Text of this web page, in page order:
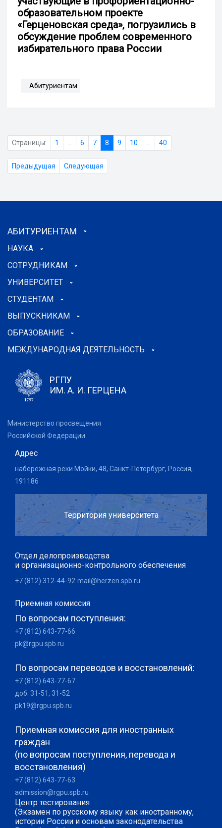
образовательном проекте
«Герценовская среда», погрузились в
обсуждение проблем современного
избирательного права России
Абитуриентам
Страницы: 1 6 7 8 9 10 40
Предыдущая Следующая
АБИТУРИЕНТАМ
НАУКА
СОТРУДНИКАМ
УНИВЕРСИТЕТ
СТУДЕНТАМ
ВЫПУСКНИКАМ
ОБРАЗОВАНИЕ
МЕЖДУНАРОДНАЯ ДЕЯТЕЛЬНОСТЬ
РГПУ
ИМ. А. И. ГЕРЦЕНА
Министерство просвещения
Российской Федерации
Адрес
набережная реки Мойки, 48, Санкт-Петербург, Россия,
191186
Территория университета
Отдел делопроизводства
и организационно-контрольного обеспечения
+7 (812) 312-44-92 mail@herzen.spb.ru
Приемная комиссия
По вопросам поступления:
+7 (812) 643-77-66
pk@rgpu.spb.ru
По вопросам переводов и восстановлений:
+7 (812) 643-77-67
доб. 31-51, 31-52
pk19@rgpu.spb.ru
Приемная комиссия для иностранных
граждан
(по вопросам поступления, перевода и
восстановления)
+7 (812) 643-77-63
admission@rgpu.spb.ru
Центр тестирования
(Экзамен по русскому языку как иностранному,
истории России и основам законодательства